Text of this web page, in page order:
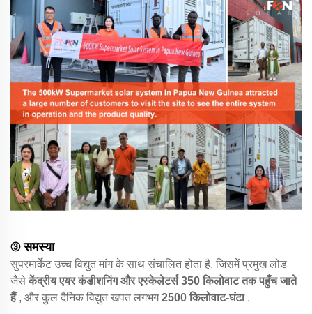
③ समस्या
सुपरमार्केट उच्च विद्युत मांग के साथ संचालित होता है, जिसमें प्रमुख लोड
जैसेकेंद्रीय एयर कंडीशनिंग और एस्केलेटर्स 350 किलोवाट तक पहुँच जाते
हैं , और कुल दैनिक विद्युत खपत लगभग2500 किलोवाट-घंटा .